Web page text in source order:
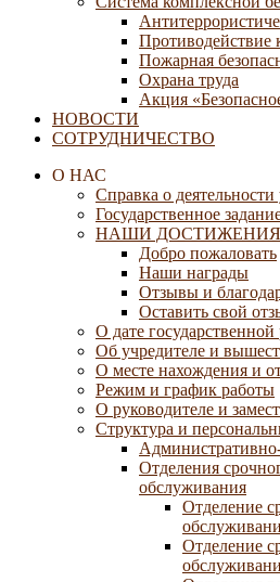
Противодействие
Пожарная
Охрана труда
Акция
НОВОСТИ
СОТРУДНИЧЕСТВО
О НАС
Справка о
Государственное
НАШИ ДОСТИЖЕНИЯ
Добро пожаловать
Наши награды
Отзывы и
Оставить свой
О дате государственной
Об учредителе и
О месте нахождения и
Режим и график работы
О руководителе и
Структура и
Отделения
обслуживания
Отделение
Отделение